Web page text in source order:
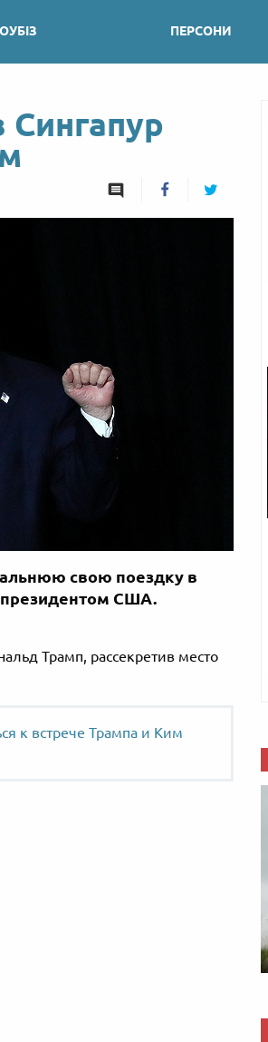
ПЕРСОНИ
свою поездку в
президентом США.
Трамп, рассекретив место
к встрече Трампа и Ким